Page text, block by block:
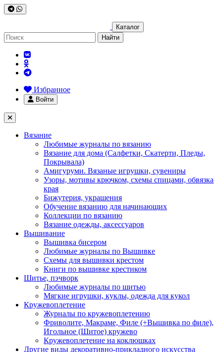
Каталог
Найти
Избранное
Войти
Вязание
Любимые журналы по вязанию
Вязание для дома (Салфетки, Скатерти, Пледы,
Покрывала)
Амигуруми. Вязаные игрушки, сувениры
Узоры, мотивы крючком, схемы спицами, обвязка
края
Бижутерия, украшения
Обучение вязанию для начинающих
Коллекции по вязанию
Вязание одежды, аксессуаров
Вышивание
Вышивка бисером
Любимые журналы по Вышивке
Схемы для вышивки крестом
Книги по вышивке крестиком
Шитье, пэчворк
Любимые журналы по шитью
Мягкие игрушки, куклы, одежда для кукол
Кружевоплетение
Журналы по кружевоплетению
Фриволите, Макраме, Филе (+Вышивка по филе),
Игольное (Шитое) кружево
Кружевоплетение на коклюшках
Другие виды декоративно-прикладного искусства